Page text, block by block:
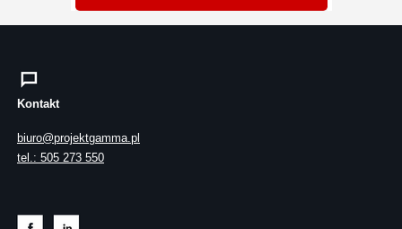
Kontakt
biuro@projektgamma.pl
tel.: 505 273 550